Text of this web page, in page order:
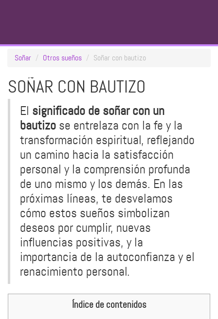
Soñar Otros sueños Soñar con bautizo
SOÑAR CON BAUTIZO
El significado de soñar con un
bautizo se entrelaza con la fe y la
transformación espiritual, reflejando
un camino hacia la satisfacción
personal y la comprensión profunda
de uno mismo y los demás. En las
próximas líneas, te desvelamos
cómo estos sueños simbolizan
deseos por cumplir, nuevas
influencias positivas, y la
importancia de la autoconfianza y el
renacimiento personal.
Índice de contenidos